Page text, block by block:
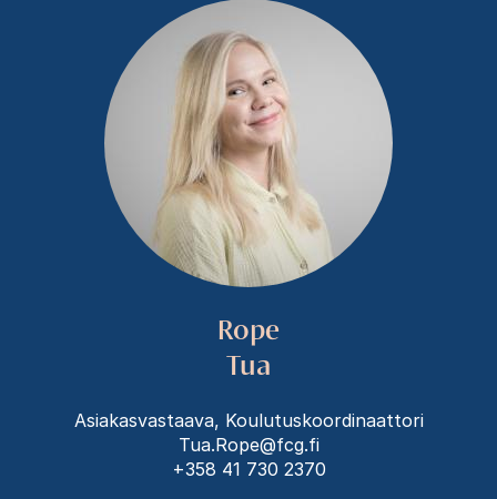
Rope
Tua
Asiakasvastaava, Koulutuskoordinaattori
Tua.Rope@fcg.fi
+358 41 730 2370